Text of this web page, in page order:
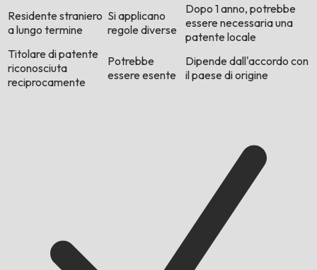
Residente straniero
a lungo termine
Si applicano
regole diverse
Dopo 1 anno, potrebbe
essere necessaria una
patente locale
Titolare di patente
riconosciuta
reciprocamente
Potrebbe
essere esente
Dipende dall'accordo con
il paese di origine